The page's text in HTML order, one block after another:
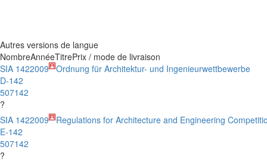
Autres versions de langue
NombreAnnéeTitrePrix / mode de livraison
SIA 142
D-142
507142
?
2009 Ordnung für Architektur- und Ingenieurwettbewerbe
SIA 142
E-142
507142
?
2009 Regulations for Architecture and Engineering